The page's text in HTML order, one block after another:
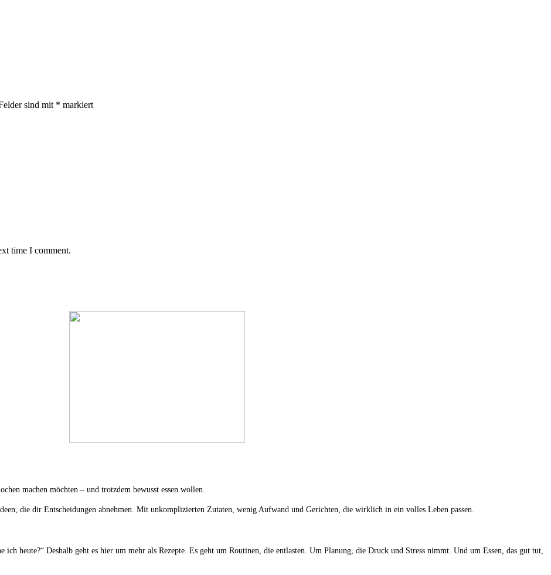
sind mit * markiert
time I comment.
machen möchten – und trotzdem bewusst essen wollen.
die dir Entscheidungen abnehmen. Mit unkomplizierten Zutaten, wenig Aufwand und Gerichten, die wirklich in ein volles Leben passen.
heute?“ Deshalb geht es hier um mehr als Rezepte. Es geht um Routinen, die entlasten. Um Planung, die Druck und Stress nimmt. Und um Essen, das gut tut,